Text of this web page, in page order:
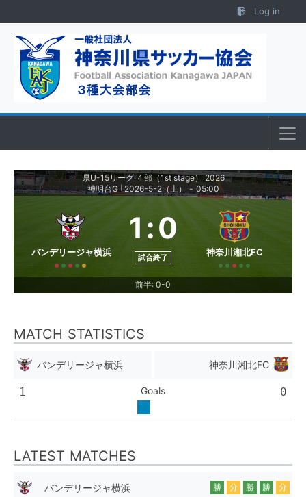
Log in
県U-15リーグ ４部（1st stage） 2026
神明台G 2026-5-2（土） - 05:00
バンデリージャ横浜
1 :0
試合終了 神奈川湘北FC
前半: 0-0
MATCH STATISTICS
バンデリージャ横浜 神奈川湘北FC
1 Goals 0
LATEST MATCHES
バンデリージャ横浜 勝 分 勝 勝 分